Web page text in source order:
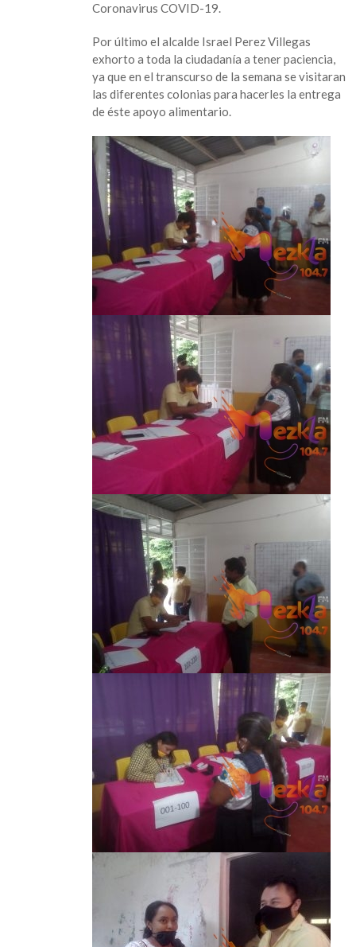
Coronavirus COVID-19.
Por último el alcalde Israel Perez Villegas
exhorto a toda la ciudadanía a tener paciencia,
ya que en el transcurso de la semana se visitaran
las diferentes colonias para hacerles la entrega
de éste apoyo alimentario.